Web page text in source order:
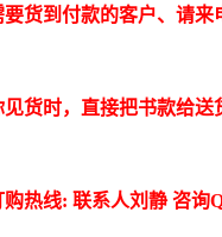
要货到付款的客户、请
见货时，直接把书款给送
购热线: 联系人刘静 咨询